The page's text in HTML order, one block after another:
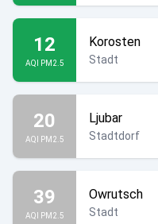
12
AQI PM2.5
Korosten
Stadt
20
AQI PM2.5
Ljubar
Stadtdorf
39
AQI PM2.5
Owrutsch
Stadt